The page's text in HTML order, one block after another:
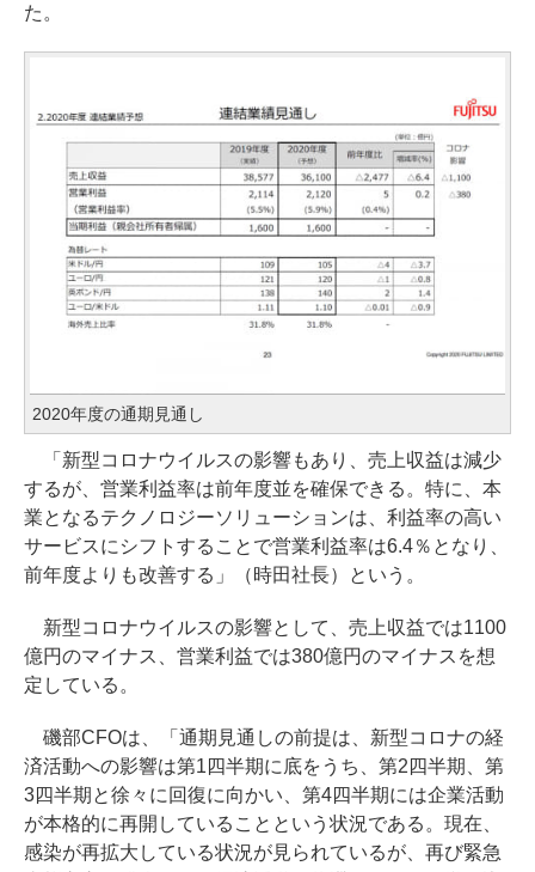
た。
2020年度の通期見通し
「新型コロナウイルスの影響もあり、売上収益は減少
するが、営業利益率は前年度並を確保できる。特に、本
業となるテクノロジーソリューションは、利益率の高い
サービスにシフトすることで営業利益率は6.4％となり、
前年度よりも改善する」（時田社長）という。
新型コロナウイルスの影響として、売上収益では1100
億円のマイナス、営業利益では380億円のマイナスを想
定している。
磯部CFOは、「通期見通しの前提は、新型コロナの経
済活動への影響は第1四半期に底をうち、第2四半期、第
3四半期と徐々に回復に向かい、第4四半期には企業活動
が本格的に再開していることという状況である。現在、
感染が再拡大している状況が見られているが、再び緊急